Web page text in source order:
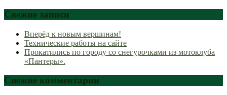
Свежие записи
Вперёд к новым вершинам!
Технические работы на сайте
Прокатились по городу со снегурочками из мотоклуба
«Пантеры».
Свежие комментарии